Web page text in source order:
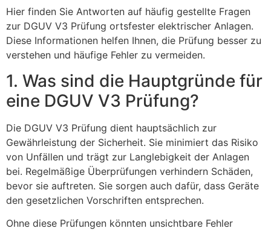
Hier finden Sie Antworten auf häufig gestellte Fragen
zur DGUV V3 Prüfung ortsfester elektrischer Anlagen.
Diese Informationen helfen Ihnen, die Prüfung besser zu
verstehen und häufige Fehler zu vermeiden.
1. Was sind die Hauptgründe für
eine DGUV V3 Prüfung?
Die DGUV V3 Prüfung dient hauptsächlich zur
Gewährleistung der Sicherheit. Sie minimiert das Risiko
von Unfällen und trägt zur Langlebigkeit der Anlagen
bei. Regelmäßige Überprüfungen verhindern Schäden,
bevor sie auftreten. Sie sorgen auch dafür, dass Geräte
den gesetzlichen Vorschriften entsprechen.
Ohne diese Prüfungen könnten unsichtbare Fehler